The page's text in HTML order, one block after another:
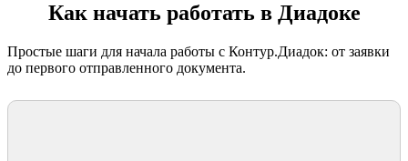
Как начать работать в Диадоке
Простые шаги для начала работы с Контур.Диадок: от заявки
до первого отправленного документа.